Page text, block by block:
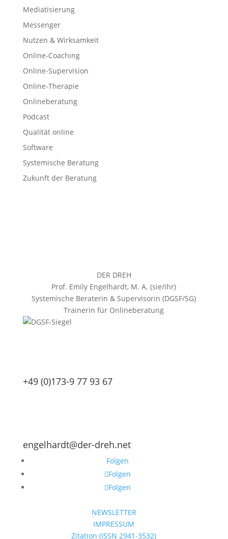
Mediatisierung
Messenger
Nutzen & Wirksamkeit
Online-Coaching
Online-Supervision
Online-Therapie
Onlineberatung
Podcast
Qualität online
Software
Systemische Beratung
Zukunft der Beratung
DER DREH
Prof. Emily Engelhardt, M. A. (sie/ihr)
Systemische Beraterin & Supervisorin (DGSF/SG)
Trainerin für Onlineberatung
+49 (0)173-9 77 93 67
engelhardt@der-dreh.net
Folgen
Folgen
Folgen
NEWSLETTER
IMPRESSUM
Zitation (ISSN 2941-3532)